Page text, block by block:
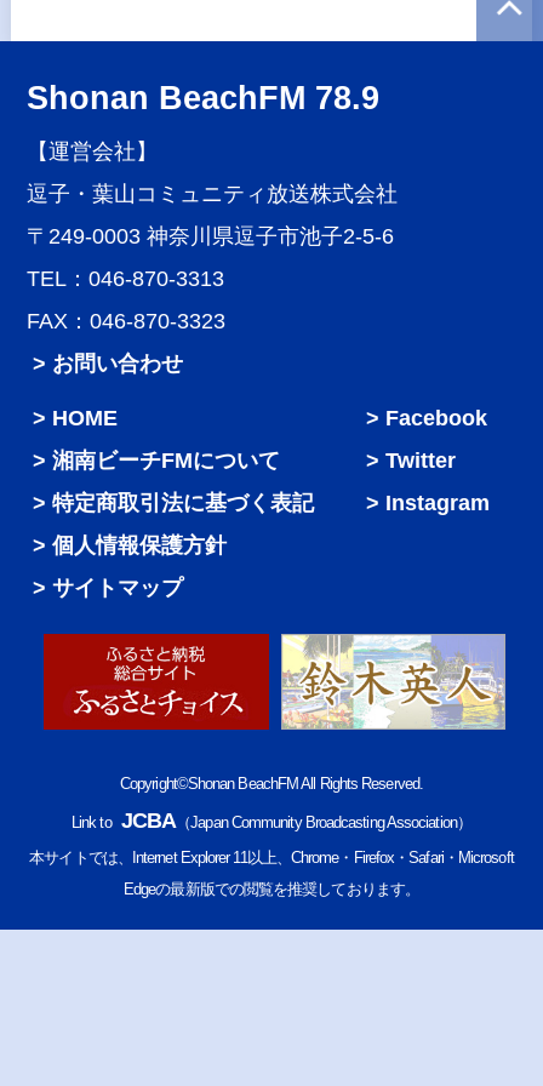
Shonan BeachFM 78.9
【運営会社】
逗子・葉山コミュニティ放送株式会社
〒249-0003 神奈川県逗子市池子2-5-6
TEL：046-870-3313
FAX：046-870-3323
> お問い合わせ
HOME
湘南ビーチFMについて
特定商取引法に基づく表記
個人情報保護方針
サイトマップ
Facebook
Twitter
Instagram
Copyright©Shonan BeachFM All Rights Reserved.
Link to JCBA（Japan Community Broadcasting Association）
本サイトでは、Internet Explorer 11以上、Chrome・Firefox・Safari・Microsoft
Edgeの最新版での閲覧を推奨しております。